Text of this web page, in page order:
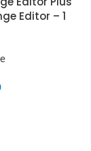
Editor – 1